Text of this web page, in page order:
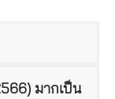
มากเป็น